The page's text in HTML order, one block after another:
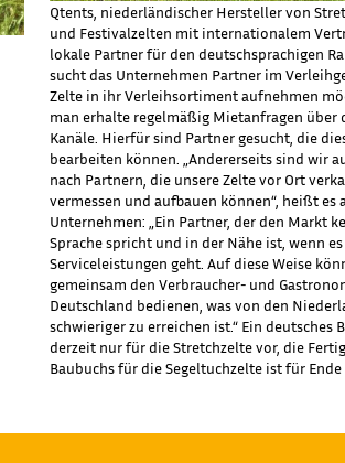
Qtents, niederländischer Hersteller von
und Festivalzelten mit internationalem
lokale Partner für den deutschsprachigen
sucht das Unternehmen Partner im
Zelte in ihr Verleihsortiment aufnehmen
man erhalte regelmäßig Mietanfragen über
Kanäle. Hierfür sind Partner gesucht, die
bearbeiten können. „Andererseits sind wir
nach Partnern, die unsere Zelte vor Ort
vermessen und aufbauen können“, heißt es
Unternehmen: „Ein Partner, der den Markt
Sprache spricht und in der Nähe ist, wenn
Serviceleistungen geht. Auf diese Weise
gemeinsam den Verbraucher- und
Deutschland bedienen, was von den
schwieriger zu erreichen ist.“ Ein deutsches
derzeit nur für die Stretchzelte vor, die
Baubuchs für die Segeltuchzelte ist für Ende